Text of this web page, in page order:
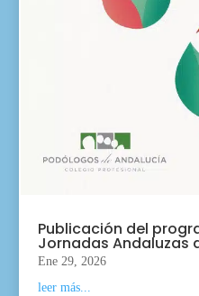
Publicación del
Jornadas Andaluzas
Ene 29, 2026
leer más...